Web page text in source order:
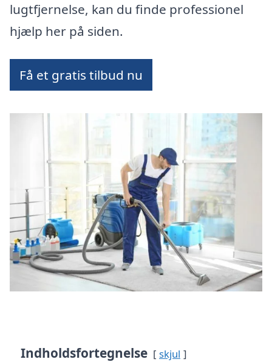
lugtfjernelse, kan du finde professionel
hjælp her på siden.
Få et gratis tilbud nu
Indholdsfortegnelse skjul